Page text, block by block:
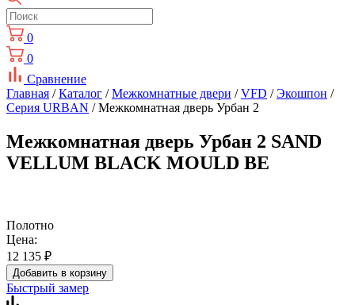
0
0
Сравнение
Главная /Каталог /Межкомнатные двери /VFD /Экошпон /
Серия URBAN / Межкомнатная дверь Урбан 2
Межкомнатная дверь Урбан 2 SAND
VELLUM BLACK MOULD BE
Полотно
Цена:
12 135 ₽
Добавить в корзину
Быстрый замер